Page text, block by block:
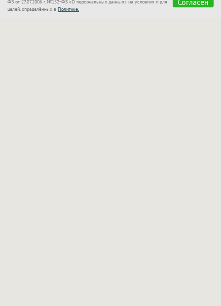
ФЗ от 27.07.2006 г. №152-ФЗ «О персональных данных» на условиях и для
целей, определённых в Политике.